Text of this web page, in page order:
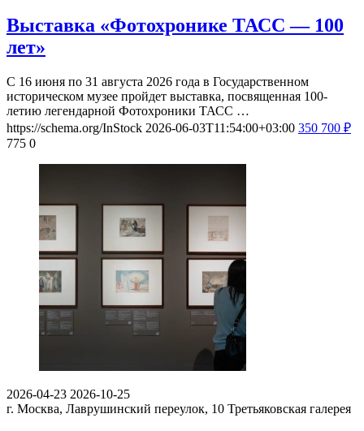
Выставка «Фотохронике ТАСС — 100
лет»
С 16 июня по 31 августа 2026 года в Государственном
историческом музее пройдет выставка, посвященная 100-
летию легендарной Фотохроники ТАСС …
https://schema.org/InStock 2026-06-03T11:54:00+03:00 350 700 ₽
775 0
2026-04-23 2026-10-25
г. Москва, Лаврушинский переулок, 10 Третьяковская галерея